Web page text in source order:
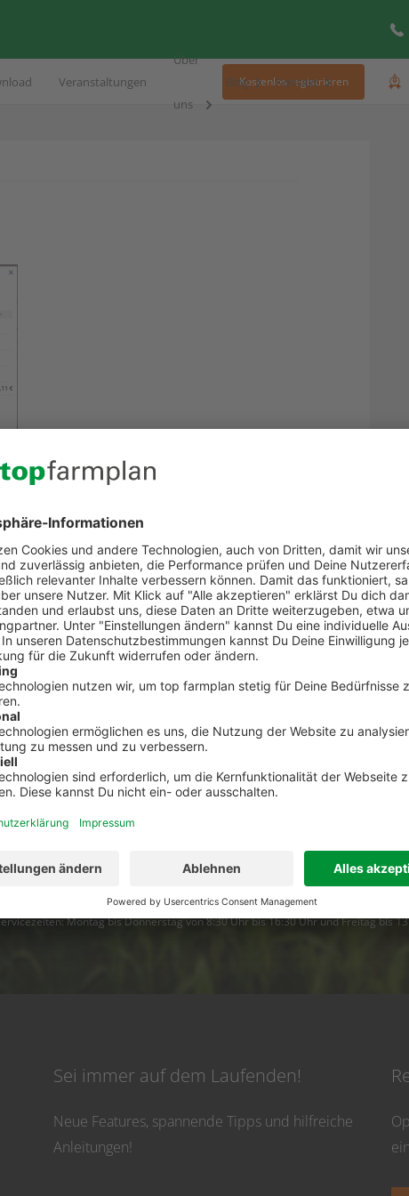
Veranstaltungen
Über
uns
Blog Kontakt
Kostenlos registrieren
Kontakt zum
Fragen zu top farmplan oder benötigst
Dann ruf uns an. Wir helfen Dir gerne weiter!
Montag bis Donnerstag von 8:30 Uhr bis 16:30 Uhr und Freitag bis
Sei immer auf dem Laufenden!
Neue Features, spannende Tipps und hilfreiche
Anleitungen!